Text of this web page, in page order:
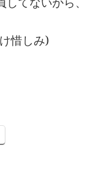
惜しみ)